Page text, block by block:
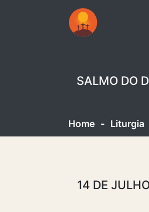
SALMO DO
Home - Liturgia
14 DE